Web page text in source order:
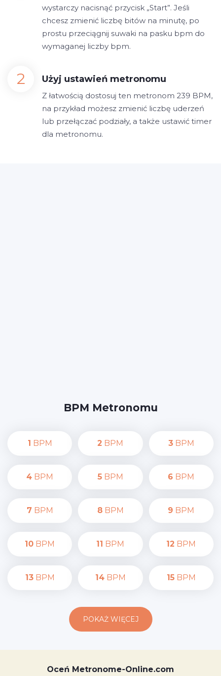
wystarczy nacisnąć przycisk „Start”. Jeśli
chcesz zmienić liczbę bitów na minutę, po
prostu przeciągnij suwaki na pasku bpm do
wymaganej liczby bpm.
Użyj ustawień metronomu
Z łatwością dostosuj ten metronom 239 BPM,
na przykład możesz zmienić liczbę uderzeń
lub przełączać podziały, a także ustawić timer
dla metronomu.
BPM Metronomu
1 BPM 2 BPM 3BPM
4 BPM 5BPM 6 BPM
7 BPM 8BPM 9 BPM
10 BPM 11 BPM 12 BPM
13BPM 14BPM 15BPM
POKAŻ WIĘCEJ
Oceń Metronome-Online.com